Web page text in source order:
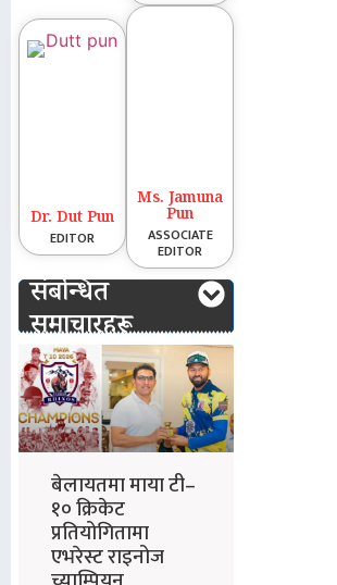
Dr. Dut Pun
EDITOR
Ms. Jamuna
Pun
ASSOCIATE
EDITOR
संबन्धित
समाचारहरू
बेलायतमा माया टी–
१० क्रिकेट
प्रतियोगितामा
एभरेस्ट राइनोज